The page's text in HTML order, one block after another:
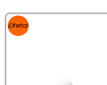
¡Oferta!